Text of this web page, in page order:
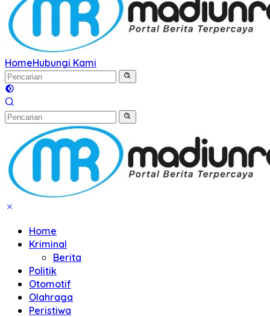
HomeHubungi Kami
Home
Kriminal
Berita
Politik
Otomotif
Olahraga
Peristiwa